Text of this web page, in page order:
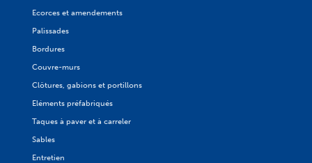
Ecorces et amendements
Palissades
Bordures
Couvre-murs
Clôtures, gabions et portillons
Eléments préfabriqués
Taques à paver et à carreler
Sables
Entretien